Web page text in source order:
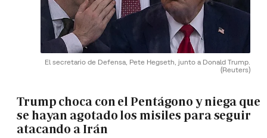
El secretario de Defensa, Pete Hegseth, junto a Donald Trump.
(Reuters)
Trump choca con el Pentágono y niega que
se hayan agotado los misiles para seguir
atacando a Irán